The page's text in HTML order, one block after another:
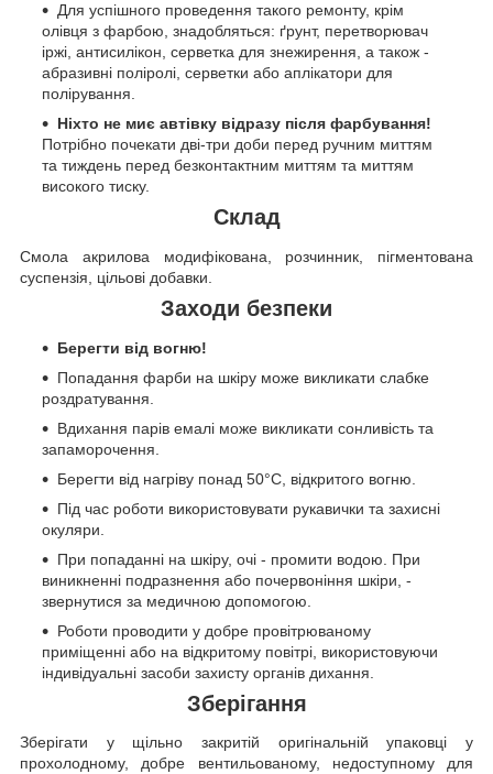
Для успішного проведення такого ремонту, крім
олівця з фарбою, знадобляться: ґрунт, перетворювач
іржі, антисилікон, серветка для знежирення, а також -
абразивні поліролі, серветки або аплікатори для
полірування.
Ніхто не миє автівку відразу після фарбування!
Потрібно почекати дві-три доби перед ручним миттям
та тиждень перед безконтактним миттям та миттям
високого тиску.
Склад
Смола акрилова модифікована, розчинник, пігментована
суспензія, цільові добавки.
Заходи безпеки
Берегти від вогню!
Попадання фарби на шкіру може викликати слабке
роздратування.
Вдихання парів емалі може викликати сонливість та
запаморочення.
Берегти від нагріву понад 50°C, відкритого вогню.
Під час роботи використовувати рукавички та захисні
окуляри.
При попаданні на шкіру, очі - промити водою. При
виникненні подразнення або почервоніння шкіри, -
звернутися за медичною допомогою.
Роботи проводити у добре провітрюваному
приміщенні або на відкритому повітрі, використовуючи
індивідуальні засоби захисту органів дихання.
Зберігання
Зберігати у щільно закритій оригінальній упаковці у
прохолодному, добре вентильованому, недоступному для